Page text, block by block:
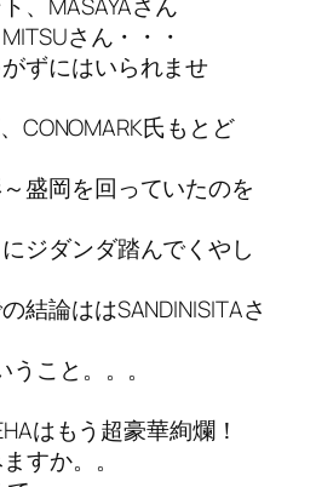
さん・・・
ずにはいられませ
CONOMARK氏もとど
盛岡を回っていたのを
ジダンダ踏んでくやし
結論ははSANDINISITAさ
こと。。。
はもう超豪華絢爛！
すか。。